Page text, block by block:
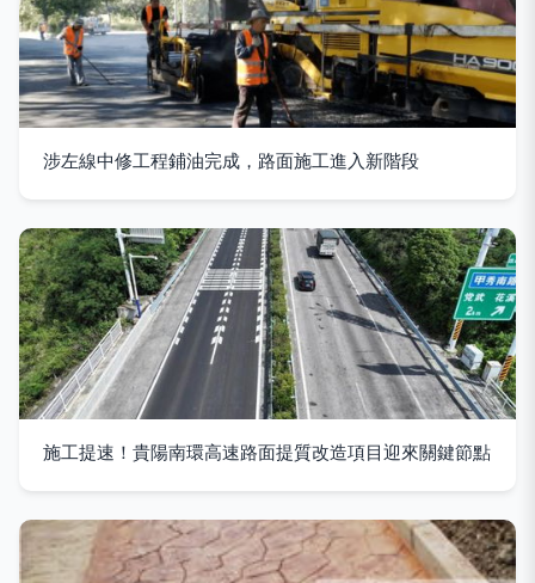
涉左線中修工程鋪油完成，路面施工進入新階段
施工提速！貴陽南環高速路面提質改造項目迎來關鍵節點